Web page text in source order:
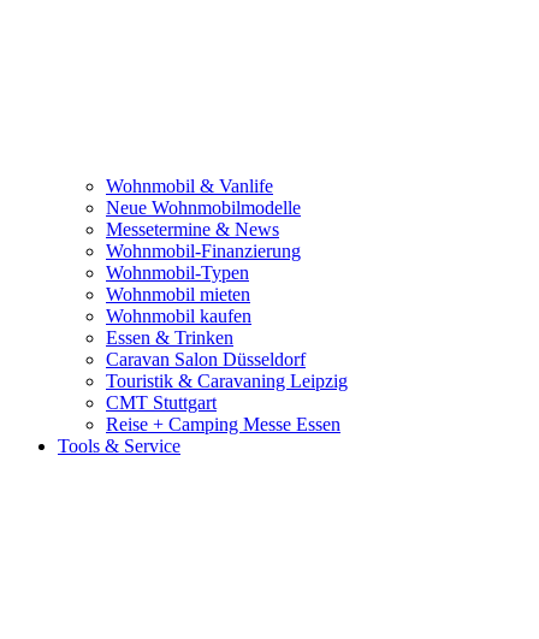
Wohnmobil & Vanlife
Neue Wohnmobilmodelle
Messetermine & News
Wohnmobil-Finanzierung
Wohnmobil-Typen
Wohnmobil mieten
Wohnmobil kaufen
Essen & Trinken
Caravan Salon Düsseldorf
Touristik & Caravaning Leipzig
CMT Stuttgart
Reise + Camping Messe Essen
Tools & Service